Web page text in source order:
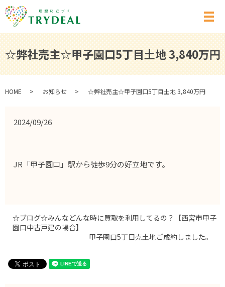
メ
☆弊社売主☆甲子園口5丁目土地 3,840万円
HOME お知らせ ☆弊社売主☆甲子園口5丁目土地 3,840万円
2024/09/26
JR「甲子園口」駅から徒歩9分の好立地です。
☆ブログ☆みんなどんな時に買取を利用してるの？【西宮市甲子
園口中古戸建の場合】
甲子園口5丁目売土地ご成約しました。